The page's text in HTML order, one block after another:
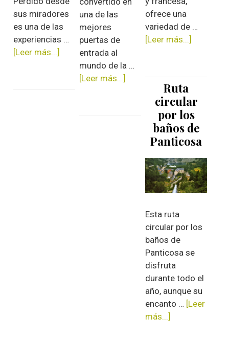
sus miradores
es una de las
experiencias …
[Leer más...]
acerca
una de las
mejores
puertas de
entrada al
mundo de la …
[Leer más...]
mejores
ferratas
empezar
ofrece una
variedad de …
[Leer más...]
de
los
Pirineos
Ruta
circular
por los
baños de
Panticosa
Esta ruta
circular por los
baños de
Panticosa se
disfruta
durante todo el
año, aunque su
encanto … [Leer
más...]